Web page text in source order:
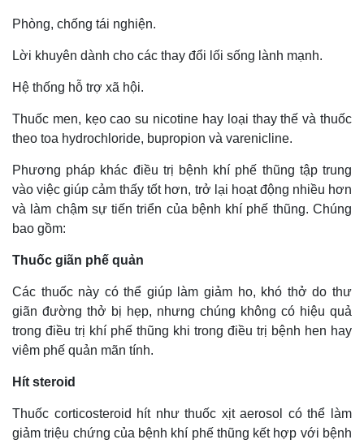
Phòng, chống tái nghiện.
Lời khuyên dành cho các thay đổi lối sống lành mạnh.
Hệ thống hỗ trợ xã hội.
Thuốc men, kẹo cao su nicotine hay loại thay thế và thuốc
theo toa hydrochloride, bupropion và varenicline.
Phương pháp khác điều trị bệnh khí phế thũng tập trung
vào việc giúp cảm thấy tốt hơn, trở lại hoạt động nhiều hơn
và làm chậm sự tiến triển của bệnh khí phế thũng. Chúng
bao gồm:
Thuốc giãn phế quản
Các thuốc này có thể giúp làm giảm ho, khó thở do thư
giãn đường thở bị hẹp, nhưng chúng không có hiệu quả
trong điều trị khí phế thũng khi trong điều trị bệnh hen hay
viêm phế quản mãn tính.
Hít steroid
Thuốc corticosteroid hít như thuốc xịt aerosol có thể làm
giảm triệu chứng của bệnh khí phế thũng kết hợp với bệnh